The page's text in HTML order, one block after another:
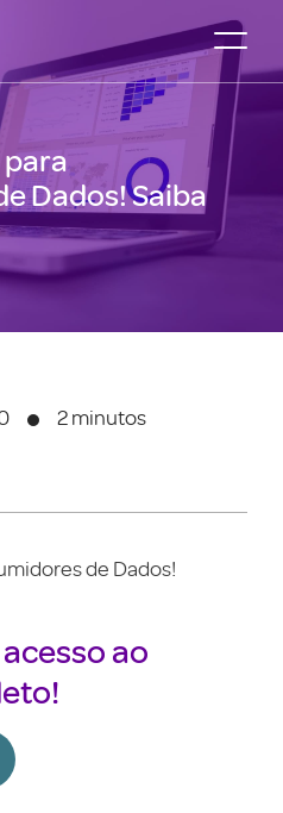
Dados! Saiba
2 minutos
de Dados!
ao